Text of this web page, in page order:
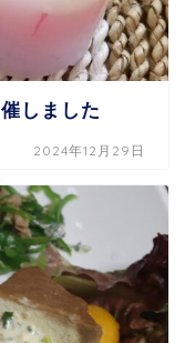
しました
2024年12月29日